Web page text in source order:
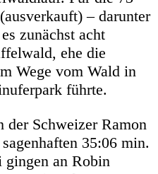
– darunter
zunächst acht
ehe die
Wege vom Wald in
führte.
der Schweizer Ramon
35:06 min.
an Robin